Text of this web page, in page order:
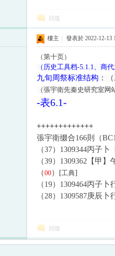
回復
樓主 發表於 2022-12-13
（第十页）
（历史工具档-5.1.1、商
九旬周祭标准结构 ：
（張宇衛先秦史研究室网
-表6.1-
+++++++++++++
張宇衛缀合166則（
（37） 1309344丙子卜
（39） 1309362 【甲
（00） [工典]
（19） 1309464丙子卜
（28） 1309587庚辰卜
回復